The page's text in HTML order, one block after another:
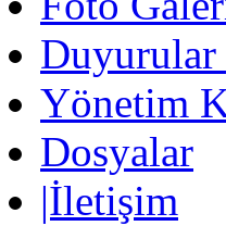
Duyurular
Yönetim
Dosyalar
|İletişim